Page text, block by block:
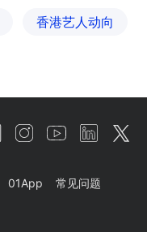
香港艺人动向
01App 常见问题